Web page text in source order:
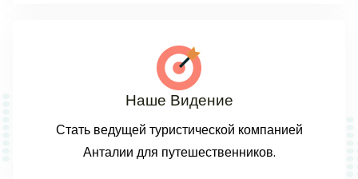
Наше Видение
Стать ведущей туристической компанией
Анталии для путешественников.